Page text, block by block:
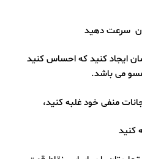
سرعت دهید
ایجاد کنید که احساس کنید
می باشد.
منفی خود غلبه کنید،
کنید